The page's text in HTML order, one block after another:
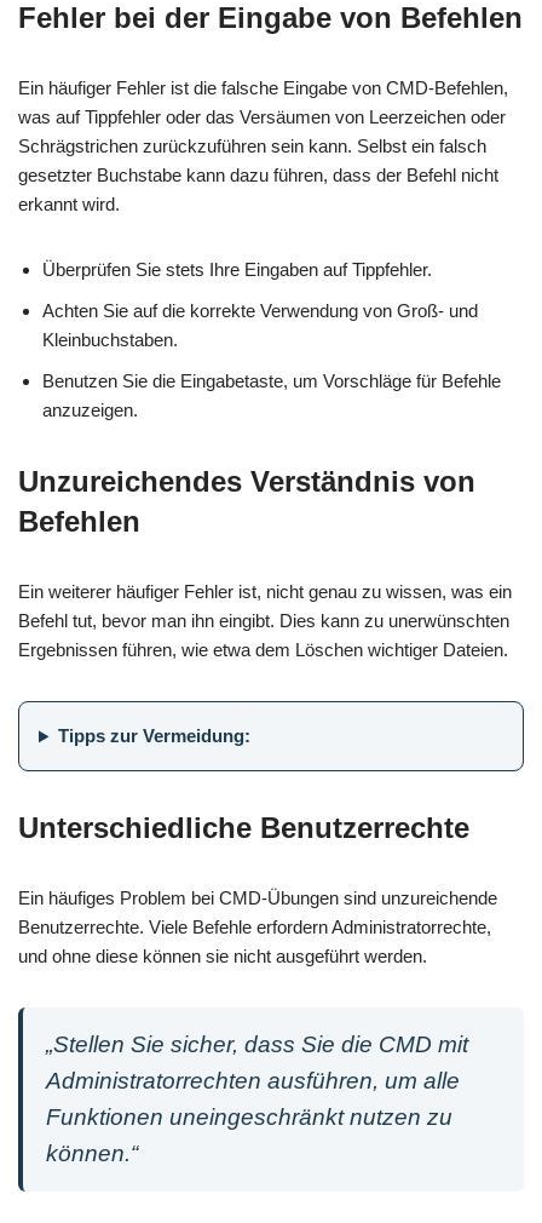
Fehler bei der Eingabe von Befehlen
Ein häufiger Fehler ist die falsche Eingabe von CMD-Befehlen,
was auf Tippfehler oder das Versäumen von Leerzeichen oder
Schrägstrichen zurückzuführen sein kann. Selbst ein falsch
gesetzter Buchstabe kann dazu führen, dass der Befehl nicht
erkannt wird.
Überprüfen Sie stets Ihre Eingaben auf Tippfehler.
Achten Sie auf die korrekte Verwendung von Groß- und
Kleinbuchstaben.
Benutzen Sie die Eingabetaste, um Vorschläge für Befehle
anzuzeigen.
Unzureichendes Verständnis von
Befehlen
Ein weiterer häufiger Fehler ist, nicht genau zu wissen, was ein
Befehl tut, bevor man ihn eingibt. Dies kann zu unerwünschten
Ergebnissen führen, wie etwa dem Löschen wichtiger Dateien.
Tipps zur Vermeidung:
Unterschiedliche Benutzerrechte
Ein häufiges Problem bei CMD-Übungen sind unzureichende
Benutzerrechte. Viele Befehle erfordern Administratorrechte,
und ohne diese können sie nicht ausgeführt werden.
„Stellen Sie sicher, dass Sie die CMD mit
Administratorrechten ausführen, um alle
Funktionen uneingeschränkt nutzen zu
können.“